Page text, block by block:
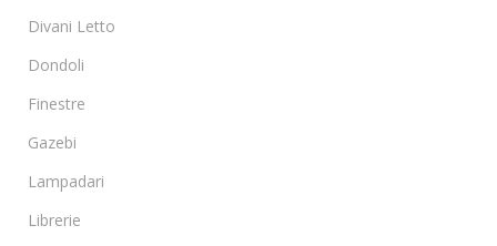
Divani Letto
Dondoli
Finestre
Gazebi
Lampadari
Librerie